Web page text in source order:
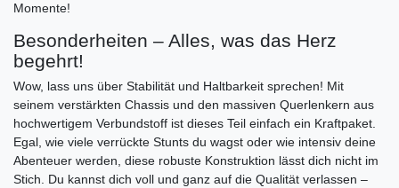
Momente!
Besonderheiten – Alles, was das Herz
begehrt!
Wow, lass uns über Stabilität und Haltbarkeit sprechen! Mit
seinem verstärkten Chassis und den massiven Querlenkern aus
hochwertigem Verbundstoff ist dieses Teil einfach ein Kraftpaket.
Egal, wie viele verrückte Stunts du wagst oder wie intensiv deine
Abenteuer werden, diese robuste Konstruktion lässt dich nicht im
Stich. Du kannst dich voll und ganz auf die Qualität verlassen –